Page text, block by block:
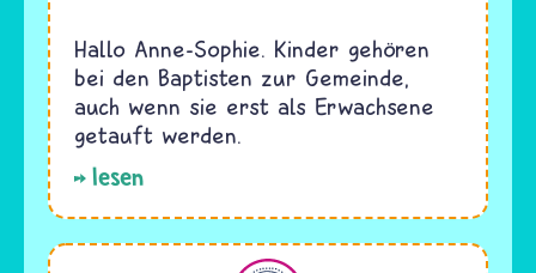
Hallo Anne-Sophie. Kinder gehören
bei den Baptisten zur Gemeinde,
auch wenn sie erst als Erwachsene
getauft werden.
lesen